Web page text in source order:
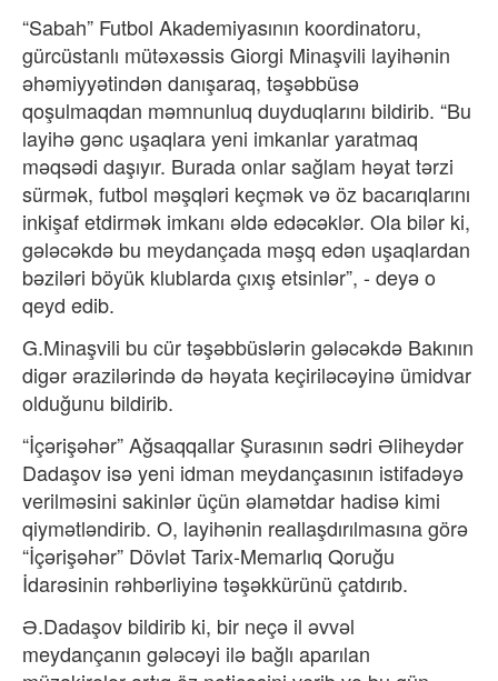
“Sabah” Futbol Akademiyasının koordinatoru,
gürcüstanlı mütəxəssis Giorgi Minaşvili layihənin
əhəmiyyətindən danışaraq, təşəbbüsə
qoşulmaqdan məmnunluq duyduqlarını bildirib. “Bu
layihə gənc uşaqlara yeni imkanlar yaratmaq
məqsədi daşıyır. Burada onlar sağlam həyat tərzi
sürmək, futbol məşqləri keçmək və öz bacarıqlarını
inkişaf etdirmək imkanı əldə edəcəklər. Ola bilər ki,
gələcəkdə bu meydançada məşq edən uşaqlardan
bəziləri böyük klublarda çıxış etsinlər”, - deyə o
qeyd edib.
G.Minaşvili bu cür təşəbbüslərin gələcəkdə Bakının
digər ərazilərində də həyata keçiriləcəyinə ümidvar
olduğunu bildirib.
“İçərişəhər” Ağsaqqallar Şurasının sədri Əliheydər
Dadaşov isə yeni idman meydançasının istifadəyə
verilməsini sakinlər üçün əlamətdar hadisə kimi
qiymətləndirib. O, layihənin reallaşdırılmasına görə
“İçərişəhər” Dövlət Tarix-Memarlıq Qoruğu
İdarəsinin rəhbərliyinə təşəkkürünü çatdırıb.
Ə.Dadaşov bildirib ki, bir neçə il əvvəl
meydançanın gələcəyi ilə bağlı aparılan